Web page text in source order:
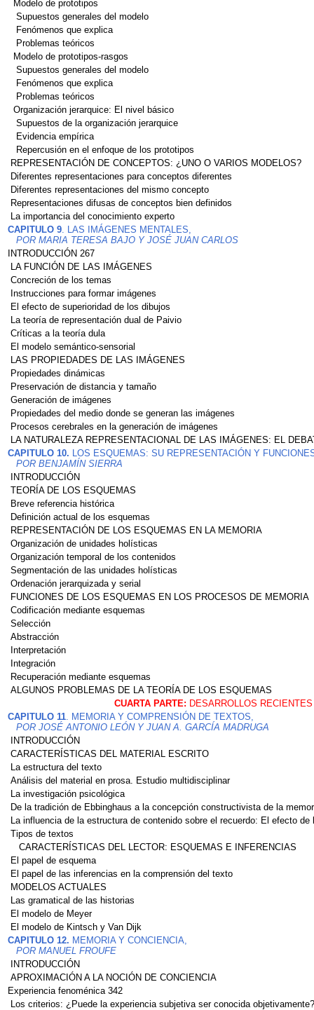
Modelo de prototipos
Supuestos generales del modelo
Fenómenos que explica
Problemas teóricos
Modelo de prototipos-rasgos
Supuestos generales del modelo
Fenómenos que explica
Problemas teóricos
Organización jerarquice: El nivel básico
Supuestos de la organización jerarquice
Evidencia empírica
Repercusión en el enfoque de los prototipos
REPRESENTACIÓN DE CONCEPTOS: ¿UNO O VARIOS MODELOS?
Diferentes representaciones para conceptos diferentes
Diferentes representaciones del mismo concepto
Representaciones difusas de conceptos bien definidos
La importancia del conocimiento experto
CAPITULO 9. LAS IMÁGENES MENTALES,
POR MARIA TERESA BAJO Y JOSÉ JUAN CARLOS
INTRODUCCIÓN 267
LA FUNCIÓN DE LAS IMÁGENES
Concreción de los temas
Instrucciones para formar imágenes
El efecto de superioridad de los dibujos
La teoría de representación dual de Paivio
Críticas a la teoría dula
El modelo semántico-sensorial
LAS PROPIEDADES DE LAS IMÁGENES
Propiedades dinámicas
Preservación de distancia y tamaño
Generación de imágenes
Propiedades del medio donde se generan las imágenes
Procesos cerebrales en la generación de imágenes
LA NATURALEZA REPRESENTACIONAL DE LAS IMÁGENES: EL
CAPITULO 10. LOS ESQUEMAS: SU REPRESENTACIÓN Y
POR BENJAMÍN SIERRA
INTRODUCCIÓN
TEORÍA DE LOS ESQUEMAS
Breve referencia histórica
Definición actual de los esquemas
REPRESENTACIÓN DE LOS ESQUEMAS EN LA MEMORIA
Organización de unidades holísticas
Organización temporal de los contenidos
Segmentación de las unidades holísticas
Ordenación jerarquizada y serial
FUNCIONES DE LOS ESQUEMAS EN LOS PROCESOS DE MEMORIA
Codificación mediante esquemas
Selección
Abstracción
Interpretación
Integración
Recuperación mediante esquemas
ALGUNOS PROBLEMAS DE LA TEORÍA DE LOS ESQUEMAS
CUARTA PARTE: DESARROLLOS
CAPITULO 11. MEMORIA Y COMPRENSIÓN DE TEXTOS,
POR JOSÉ ANTONIO LEÓN Y JUAN A. GARCÍA MADRUGA
INTRODUCCIÓN
CARACTERÍSTICAS DEL MATERIAL ESCRITO
La estructura del texto
Análisis del material en prosa. Estudio multidisciplinar
La investigación psicológica
De la tradición de Ebbinghaus a la concepción constructivista de la
La influencia de la estructura de contenido sobre el recuerdo: El efecto de
Tipos de textos
CARACTERÍSTICAS DEL LECTOR: ESQUEMAS E INFERENCIAS
El papel de esquema
El papel de las inferencias en la comprensión del texto
MODELOS ACTUALES
Las gramatical de las historias
El modelo de Meyer
El modelo de Kintsch y Van Dijk
CAPITULO 12. MEMORIA Y CONCIENCIA,
POR MANUEL FROUFE
INTRODUCCIÓN
APROXIMACIÓN A LA NOCIÓN DE CONCIENCIA
Experiencia fenoménica 342
Los criterios: ¿Puede la experiencia subjetiva ser conocida objetivamente?